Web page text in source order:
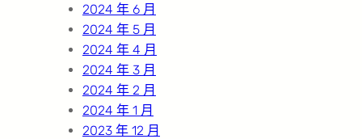
2024 年 6 月
2024 年 5 月
2024 年 4 月
2024 年 3 月
2024 年 2 月
2024 年 1 月
2023 年 12 月